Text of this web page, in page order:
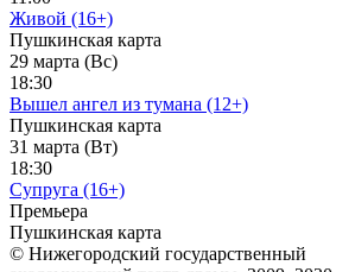
Живой (16+)
Пушкинская карта
29 марта (Вс)
18:30
Вышел ангел из тумана (12+)
Пушкинская карта
31 марта (Вт)
18:30
Супруга (16+)
Премьера
Пушкинская карта
© Нижегородский государственный